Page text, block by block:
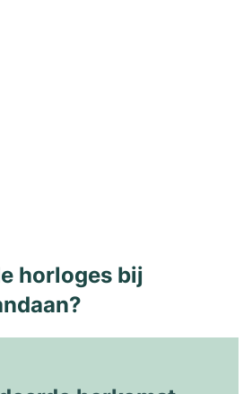
horloges bij